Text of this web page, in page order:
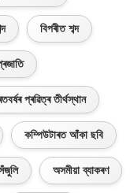
বিপৰীত শব্দ
প্ৰৱিত্ৰ তীৰ্থস্থান
কম্পিউটাৰত আঁকা ছবি
অসমীয়া ব্যাকৰণ